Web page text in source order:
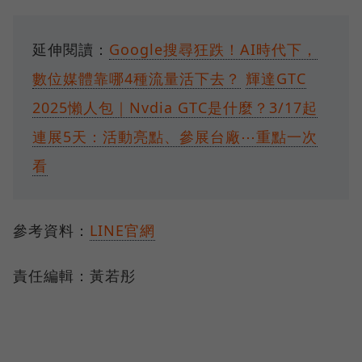
延伸閱讀： Google搜尋狂跌！AI時代下，
數位媒體靠哪4種流量活下去？ 輝達GTC
2025懶人包｜Nvdia GTC是什麼？3/17起
連展5天：活動亮點、參展台廠⋯重點一次
看
參考資料： LINE官網
責任編輯：黃若彤